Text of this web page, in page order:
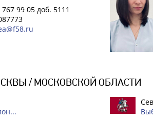
767 99 05 доб. 5111
/ МОСКОВСКОЙ ОБЛАСТИ